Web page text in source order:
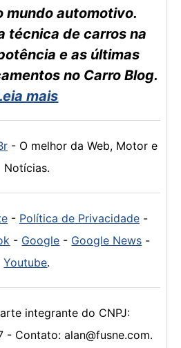
mundo automotivo.
técnica de carros na
e as últimas
no Carro Blog.
mais
- O melhor da Web, Motor e
Notícias.
- Política de Privacidade-
- Google - Google News -
Youtube.
integrante do CNPJ:
- Contato: alan@fusne.com.